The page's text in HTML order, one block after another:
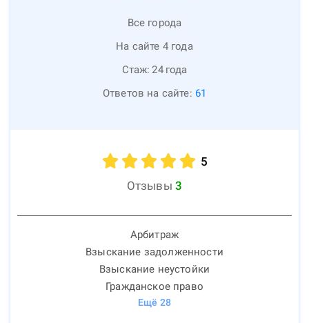
Все города
На сайте 4 года
Стаж: 24 года
Ответов на сайте: 61
5
Отзывы 3
Арбитраж
Взыскание задолженности
Взыскание неустойки
Гражданское право
Ещё 28